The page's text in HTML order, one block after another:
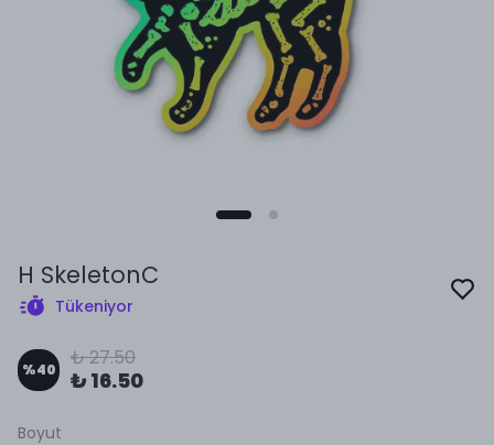
H SkeletonC
Tükeniyor
%40 ₺ 27.50
₺ 16.50
Boyut